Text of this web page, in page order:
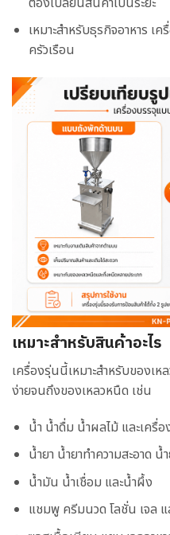
เหมาะสำหรับธุรกิจอาหาร เ
ครัวเรือน
เหมาะสำหรับสินค้าอะไร
เครื่องรุ่นนี้เหมาะสำหรับของเห
ง่ายจนถึงของเหลวหนืด เช่น
น้ำ น้ำดื่ม น้ำผลไม้ และเครื่อ
น้ำยา น้ำยาทำความสะอาด น้
น้ำมัน น้ำเชื่อม และน้ำผึ้ง
แชมพู ครีมนวด โลชั่น เจล แ